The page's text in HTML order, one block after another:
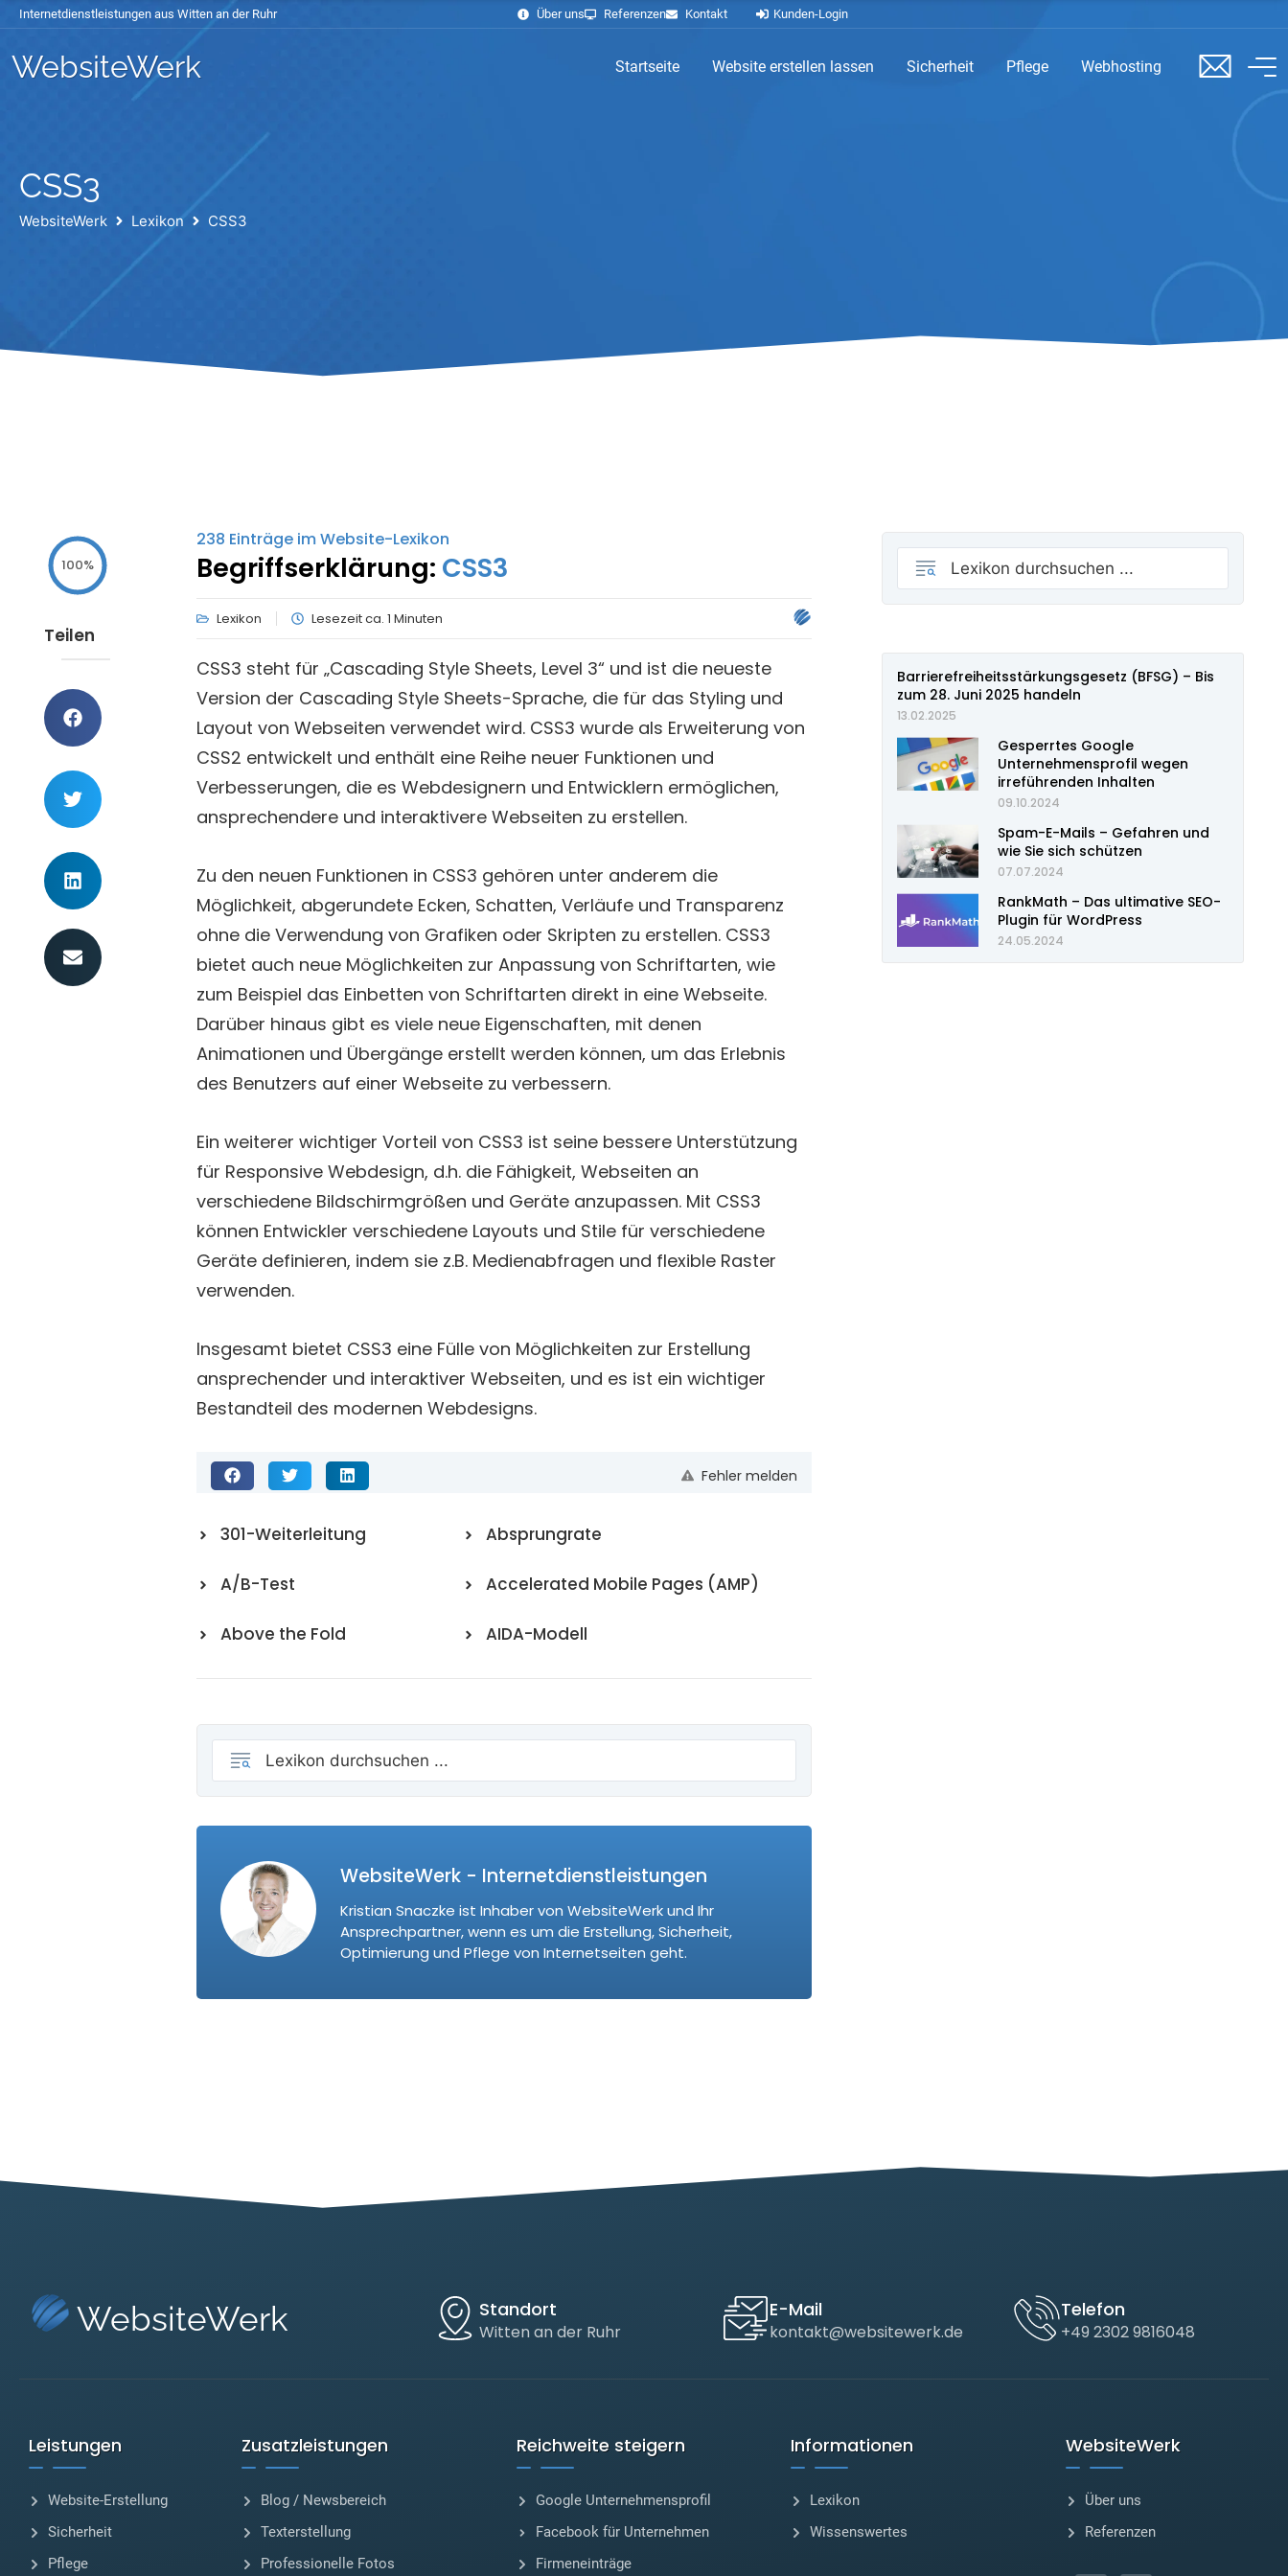
Internetdienstleistungen aus Witten an der Ruhr Über uns Referenzen Kontakt Kunden-Login
WebsiteWerk Startseite Website erstellen lassen Sicherheit Pflege Webhosting
CSS3
WebsiteWerk Lexikon CSS3
100%
Teilen
238 Einträge im Website-Lexikon
Begriffserklärung: CSS3
Lexikon Lesezeit ca. 1 Minuten
CSS3 steht für „Cascading Style Sheets, Level 3“ und ist die neueste
Version der Cascading Style Sheets-Sprache, die für das Styling und
Layout von Webseiten verwendet wird. CSS3 wurde als Erweiterung von
CSS2 entwickelt und enthält eine Reihe neuer Funktionen und
Verbesserungen, die es Webdesignern und Entwicklern ermöglichen,
ansprechendere und interaktivere Webseiten zu erstellen.
Zu den neuen Funktionen in CSS3 gehören unter anderem die
Möglichkeit, abgerundete Ecken, Schatten, Verläufe und Transparenz
ohne die Verwendung von Grafiken oder Skripten zu erstellen. CSS3
bietet auch neue Möglichkeiten zur Anpassung von Schriftarten, wie
zum Beispiel das Einbetten von Schriftarten direkt in eine Webseite.
Darüber hinaus gibt es viele neue Eigenschaften, mit denen
Animationen und Übergänge erstellt werden können, um das Erlebnis
des Benutzers auf einer Webseite zu verbessern.
Ein weiterer wichtiger Vorteil von CSS3 ist seine bessere Unterstützung
für Responsive Webdesign, d.h. die Fähigkeit, Webseiten an
verschiedene Bildschirmgrößen und Geräte anzupassen. Mit CSS3
können Entwickler verschiedene Layouts und Stile für verschiedene
Geräte definieren, indem sie z.B. Medienabfragen und flexible Raster
verwenden.
Insgesamt bietet CSS3 eine Fülle von Möglichkeiten zur Erstellung
ansprechender und interaktiver Webseiten, und es ist ein wichtiger
Bestandteil des modernen Webdesigns.
Fehler melden
301-Weiterleitung
A/B-Test
Above the Fold
Absprungrate
Accelerated Mobile Pages (AMP)
AIDA-Modell
WebsiteWerk - Internetdienstleistungen
Kristian Snaczke ist Inhaber von WebsiteWerk und Ihr
Ansprechpartner, wenn es um die Erstellung, Sicherheit,
Optimierung und Pflege von Internetseiten geht.
Barrierefreiheitsstärkungsgesetz (BFSG) – Bis
zum 28. Juni 2025 handeln
13.02.2025
Gesperrtes Google
Unternehmensprofil wegen
irreführenden Inhalten
09.10.2024
Spam-E-Mails – Gefahren und
wie Sie sich schützen
07.07.2024
RankMath – Das ultimative SEO-
Plugin für WordPress
24.05.2024
WebsiteWerk Standort
Witten an der Ruhr
E-Mail
kontakt@websitewerk.de
Telefon
+49 2302 9816048
Leistungen
Website-Erstellung
Sicherheit
Pflege
Zusatzleistungen
Blog / Newsbereich
Texterstellung
Professionelle Fotos
Reichweite steigern
Google Unternehmensprofil
Facebook für Unternehmen
Firmeneinträge
Informationen
Lexikon
Wissenswertes
WebsiteWerk
Über uns
Referenzen